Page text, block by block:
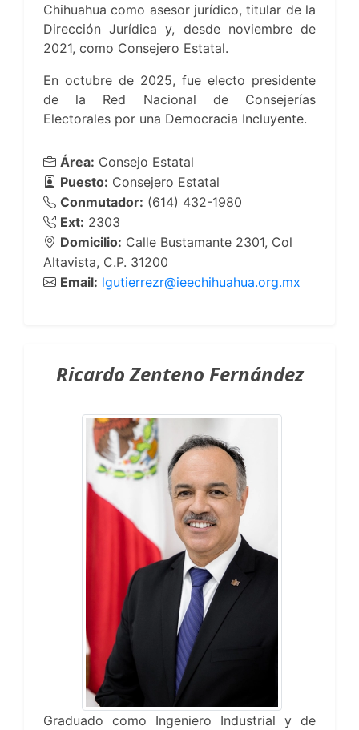
Chihuahua como asesor jurídico, titular de la
Dirección Jurídica y, desde noviembre de
2021, como Consejero Estatal.
En octubre de 2025, fue electo presidente
de la Red Nacional de Consejerías
Electorales por una Democracia Incluyente.
Área: Consejo Estatal
Puesto: Consejero Estatal
Conmutador: (614) 432-1980
Ext: 2303
Domicilio: Calle Bustamante 2301, Col
Altavista, C.P. 31200
Email: lgutierrezr@ieechihuahua.org.mx
Ricardo Zenteno Fernández
Graduado como Ingeniero Industrial y de